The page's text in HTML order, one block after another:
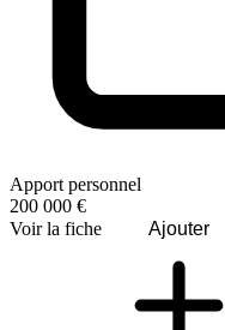
Apport personnel
200 000 €
Voir la fiche
Ajouter